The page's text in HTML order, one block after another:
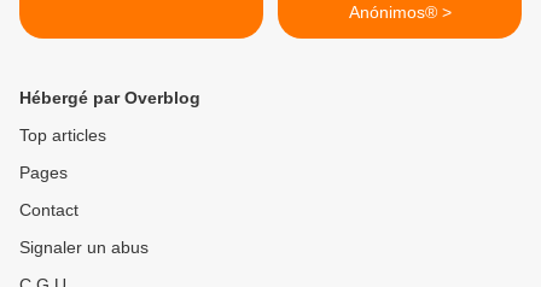
Anónimos® >
Hébergé par Overblog
Top articles
Pages
Contact
Signaler un abus